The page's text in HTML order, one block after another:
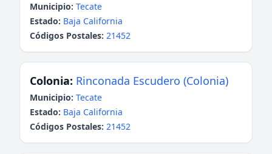
Municipio: Tecate
Estado: Baja California
Códigos Postales: 21452
Colonia: Rinconada Escudero (Colonia)
Municipio: Tecate
Estado: Baja California
Códigos Postales: 21452